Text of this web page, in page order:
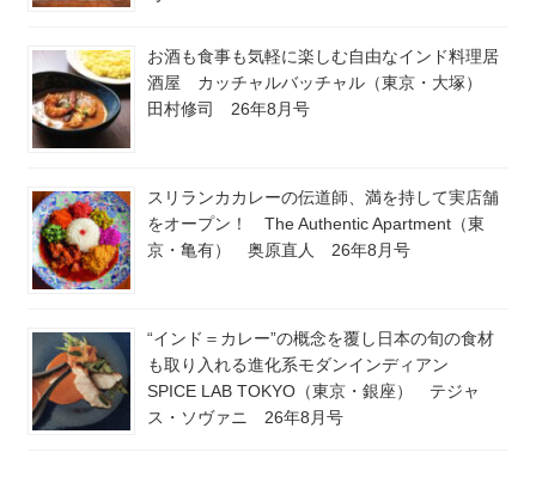
お酒も食事も気軽に楽しむ自由なインド料理居
酒屋 カッチャルバッチャル（東京・大塚）
田村修司 26年8月号
スリランカカレーの伝道師、満を持して実店舗
をオープン！ The Authentic Apartment（東
京・亀有） 奥原直人 26年8月号
“インド＝カレー”の概念を覆し日本の旬の食材
も取り入れる進化系モダンインディアン
SPICE LAB TOKYO（東京・銀座） テジャ
ス・ソヴァニ 26年8月号